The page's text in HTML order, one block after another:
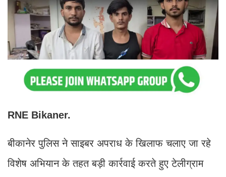
RNE Bikaner.
बीकानेर पुलिस ने साइबर अपराध के खिलाफ चलाए जा रहे
विशेष अभियान के तहत बड़ी कार्रवाई करते हुए टेलीग्राम